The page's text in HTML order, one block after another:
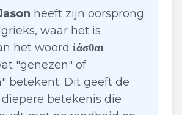
heeft zijn oorsprong
waar het is
het woord ἰάσθαι
"genezen" of
betekent. Dit geeft de
betekenis die